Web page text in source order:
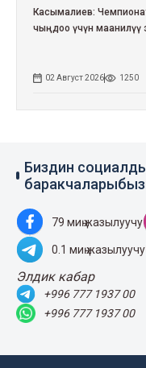
Касымалиев:
чыңдоо үчүн маанилүү
02 Август 2026 1250
Биздин
79 миң жазылуучу
0.1 миң жазылуучу
Элдик кабар
+996 777 1937 00
+996 777 1937 00